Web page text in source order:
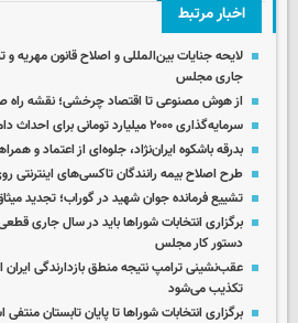
اخبار مرتبط
لایحه جنایات بین‌المللی و اصلاح قانون مهریه
جاری مجلس
از هوش مصنوعی تا اقتصاد چرخشی؛ نقشه راه
سرمایه‌گذاری ۲۰۰۰ میلیارد تومانی برای احداث دامپروری ۳۰۰۰ رأسی در همدان
بدرقه باشکوه ایران‌نژاد، جلوه‌ای از اعتماد و
طرح اصلاح بیمه رانندگان تاکسی‌های اینترنتی
تشییع فرمانده جوان شهید در گوراب؛ تجدید
برگزاری انتخابات شوراها باید در سال جاری
دستور کار مجلس
عقب‌نشینی ترامپ نتیجه منطق بازدارندگی
تکذیب می‌شود
برگزاری انتخابات شوراها تا پایان تابستان